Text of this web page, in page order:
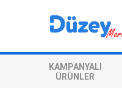
KAMPANYALI
ÜRÜNLER